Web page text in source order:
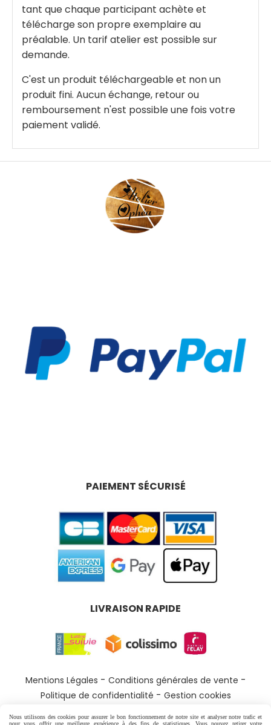
tant que chaque participant achète et
télécharge son propre exemplaire au
préalable. Un tarif atelier est possible sur
demande.
C'est un produit téléchargeable et non un
produit fini. Aucun échange, retour ou
remboursement n'est possible une fois votre
paiement validé.
PAIEMENT SÉCURISÉ
LIVRAISON RAPIDE
Mentions Légales
Conditions générales de vente
Politique de confidentialité
Gestion cookies
Nous utilisons des cookies pour assurer le bon fonctionnement de notre site et analyser notre trafic et
pour vous offrir une meilleure expérience à des fins de statistiques. Vous pouvez retirer votre